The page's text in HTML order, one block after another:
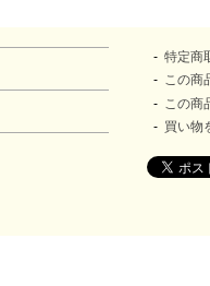
特定商
この商
この商
買い物